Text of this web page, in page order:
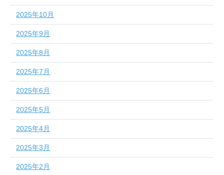
2025年10月
2025年9月
2025年8月
2025年7月
2025年6月
2025年5月
2025年4月
2025年3月
2025年2月